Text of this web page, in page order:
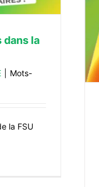
dans la
Mots-
la FSU
Droite